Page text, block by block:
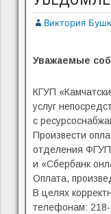
Виктория
Уважаемые
КГУП
услуг
с
Произвести
отделения ФГУП
и «Сбербанк
Оплата,
В целях
телефонам: 218-